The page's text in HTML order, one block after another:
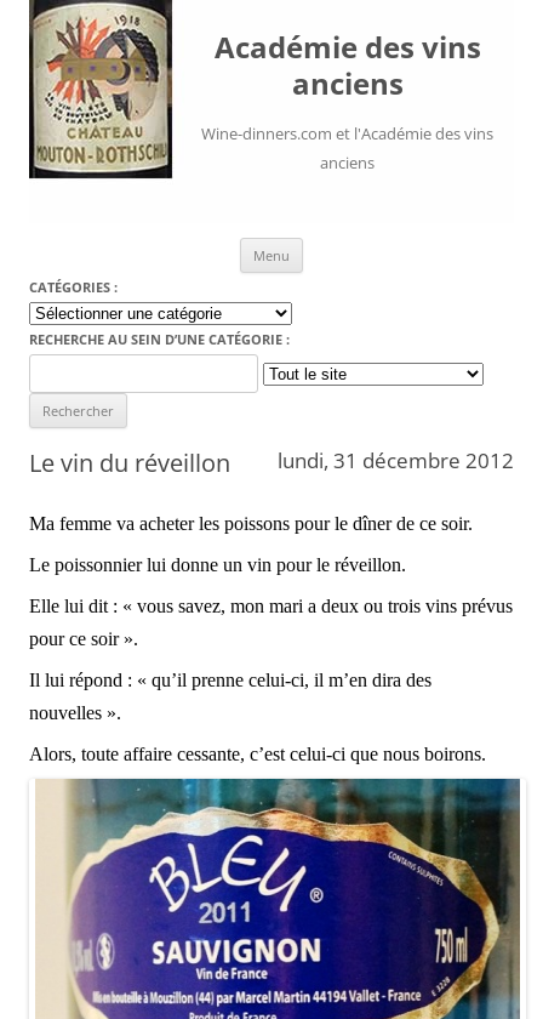
Académie des vins
anciens
Wine-dinners.com et l'Académie des vins
anciens
Menu
CATÉGORIES :
Catégories
:
RECHERCHE AU SEIN D’UNE CATÉGORIE :
for:
Le vin du réveillon lundi, 31 décembre 2012
Ma femme va acheter les poissons pour le dîner de ce soir.
Le poissonnier lui donne un vin pour le réveillon.
Elle lui dit : « vous savez, mon mari a deux ou trois vins prévus
pour ce soir ».
Il lui répond : « qu’il prenne celui-ci, il m’en dira des
nouvelles ».
Alors, toute affaire cessante, c’est celui-ci que nous boirons.